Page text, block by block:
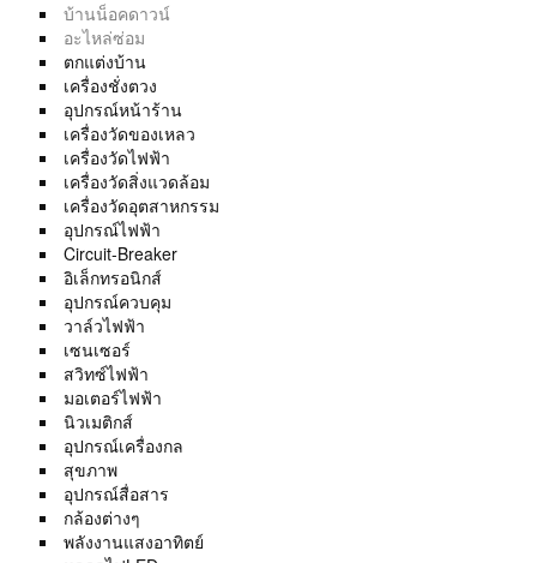
บ้านน็อคดาวน์
อะไหล่ซ่อม
ตกแต่งบ้าน
เครื่องชั่งตวง
อุปกรณ์หน้าร้าน
เครื่องวัดของเหลว
เครื่องวัดไฟฟ้า
เครื่องวัดสิ่งแวดล้อม
เครื่องวัดอุตสาหกรรม
อุปกรณ์ไฟฟ้า
Circuit-Breaker
อิเล็กทรอนิกส์
อุปกรณ์ควบคุม
วาล์วไฟฟ้า
เซนเซอร์
สวิทซ์ไฟฟ้า
มอเตอร์ไฟฟ้า
นิวเมติกส์
อุปกรณ์เครื่องกล
สุขภาพ
อุปกรณ์สื่อสาร
กล้องต่างๆ
พลังงานแสงอาทิตย์